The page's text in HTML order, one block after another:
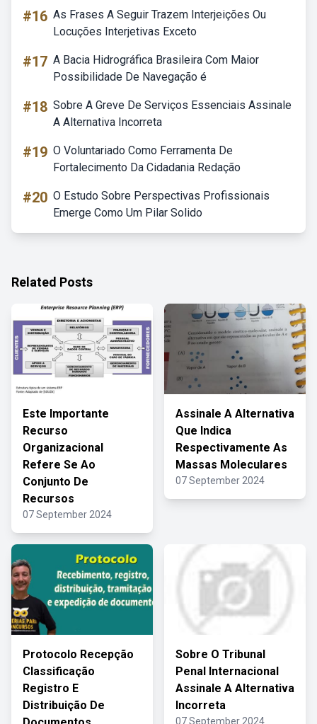
#16 As Frases A Seguir Trazem Interjeições Ou
Locuções Interjetivas Exceto
#17 A Bacia Hidrográfica Brasileira Com Maior
Possibilidade De Navegação é
#18 Sobre A Greve De Serviços Essenciais Assinale
A Alternativa Incorreta
#19 O Voluntariado Como Ferramenta De
Fortalecimento Da Cidadania Redação
#20 O Estudo Sobre Perspectivas Profissionais
Emerge Como Um Pilar Solido
Related Posts
Este Importante
Recurso
Organizacional
Refere Se Ao
Conjunto De
Recursos
07 September 2024
Assinale A Alternativa
Que Indica
Respectivamente As
Massas Moleculares
07 September 2024
Protocolo Recepção
Classificação
Registro E
Distribuição De
Sobre O Tribunal
Penal Internacional
Assinale A Alternativa
Incorreta
07 September 2024